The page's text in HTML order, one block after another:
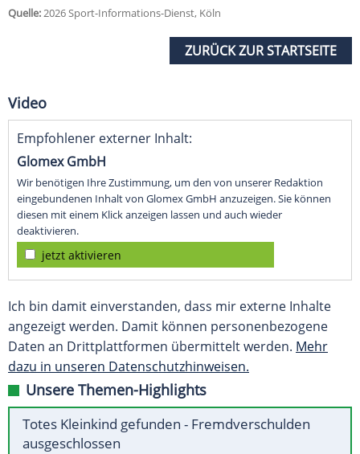
Quelle:2026 Sport-Informations-Dienst, Köln
ZURÜCK ZUR STARTSEITE
Video
Empfohlener externer Inhalt:
Glomex GmbH
Wir benötigen Ihre Zustimmung, um den von unserer Redaktion
eingebundenen Inhalt von Glomex GmbH anzuzeigen. Sie können
diesen mit einem Klick anzeigen lassen und auch wieder
deaktivieren.
jetzt aktivieren
Ich bin damit einverstanden, dass mir externe Inhalte
angezeigt werden. Damit können personenbezogene
Daten an Drittplattformen übermittelt werden. Mehr
dazu in unseren Datenschutzhinweisen.
Unsere Themen-Highlights
Totes Kleinkind gefunden - Fremdverschulden
ausgeschlossen